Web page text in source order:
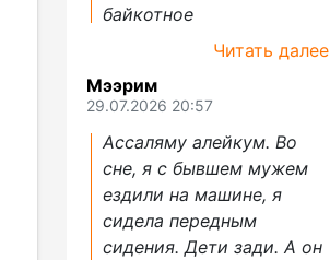
байкотное
Читать далее
Мээрим
29.07.2026 20:57
Ассаляму алейкум. Во
сне, я с бывшем мужем
ездили на машине, я
сидела передным
сидения. Дети зади. А он